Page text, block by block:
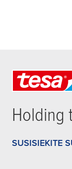
Holding
SUSISIEKITE